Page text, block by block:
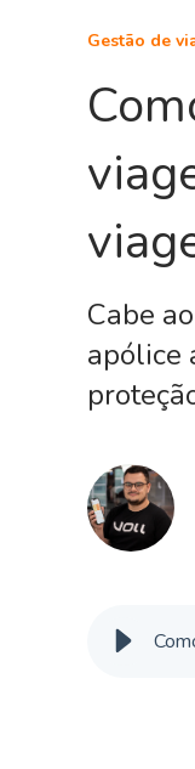
Gestão de
Cabe
apólice